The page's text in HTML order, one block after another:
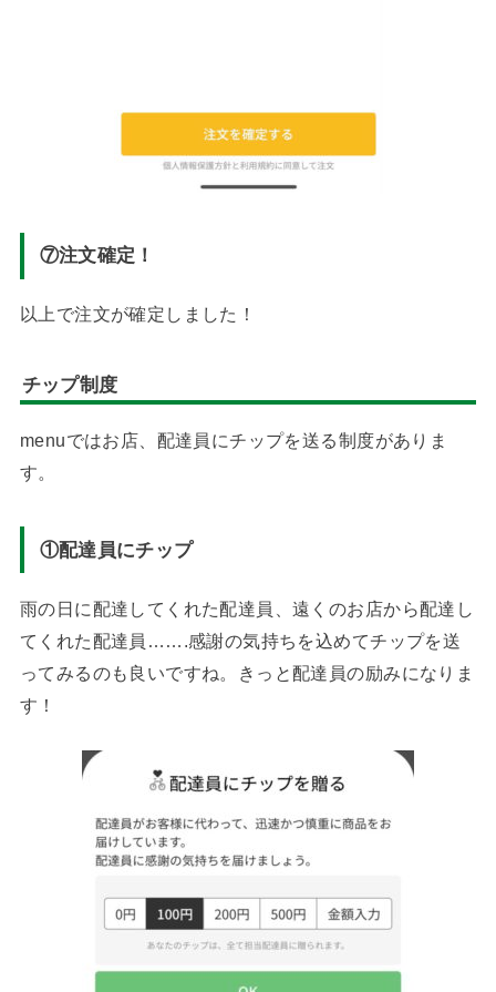
⑦注文確定！
以上で注文が確定しました！
チップ制度
menuではお店、配達員にチップを送る制度がありま
す。
①配達員にチップ
雨の日に配達してくれた配達員、遠くのお店から配達し
てくれた配達員…….感謝の気持ちを込めてチップを送
ってみるのも良いですね。きっと配達員の励みになりま
す！